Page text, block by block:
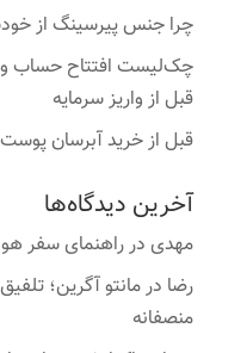
چرا جنس پیرسینگ از
قبل از واریز سرمایه
قبل از خرید آبرسان
آخرین دیدگاه‌ها
مهدیدرراهنمای سفر
رضا درمانتو آگرین؛
منصفانه